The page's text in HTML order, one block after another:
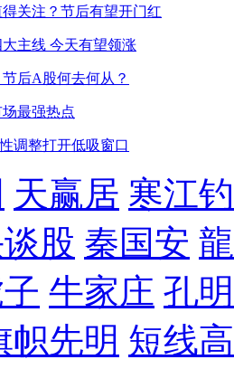
关注？ 节后有望开门红
大主线 今天有望领涨
后A股何去何从？
场最强热点
调整打开低吸窗口
天赢居 寒江
股 秦国安
牛家庄 孔
帜先明 短线